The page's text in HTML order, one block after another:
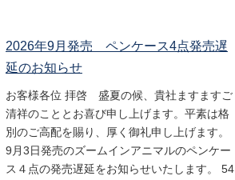
2026年9月発売 ペンケース4点発売遅
延のお知らせ
お客様各位 拝啓 盛夏の候、貴社ますますご
清祥のこととお喜び申し上げます。平素は格
別のご高配を賜り、厚く御礼申し上げます。
9月3日発売のズームインアニマルのペンケー
ス４点の発売遅延をお知らせいたします。 54